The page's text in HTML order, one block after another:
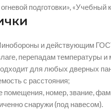
подготовки»,
и действующим
перепадам температуры
для любых дверных
с расстояния;
номер, звание,
снаружи (под навесом).